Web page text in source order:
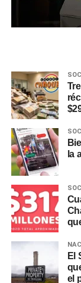
manera
la Policía
la
El
el